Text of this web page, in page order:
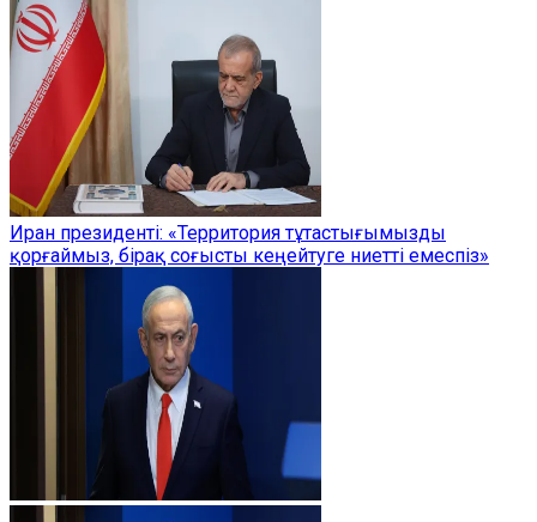
Иран президенті: «Территория тұтастығымызды
қорғаймыз, бірақ соғысты кеңейтуге ниетті емеспіз»